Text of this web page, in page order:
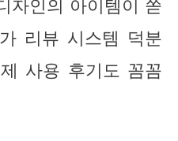
자인의 아이템이 쏟
리뷰 시스템 덕분
사용 후기도 꼼꼼